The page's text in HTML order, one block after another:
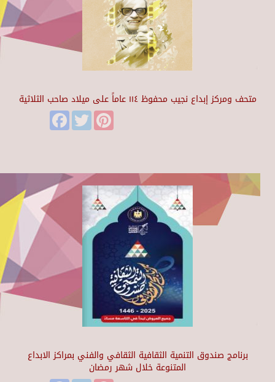
متحف ومركز إبداع نجيب محفوظ ١١٤ عاماً على ميلاد صاحب الثلاثية
FacebookTwitter
برنامج صندوق التنمية الثقافية الثقافي والفني بمراكز الابداع
المتنوعة خلال شهر رمضان